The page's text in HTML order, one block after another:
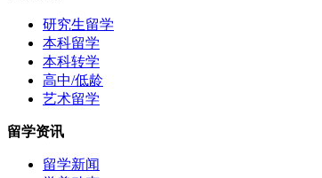
研究生留学
本科留学
本科转学
高中/低龄
艺术留学
留学资讯
留学新闻